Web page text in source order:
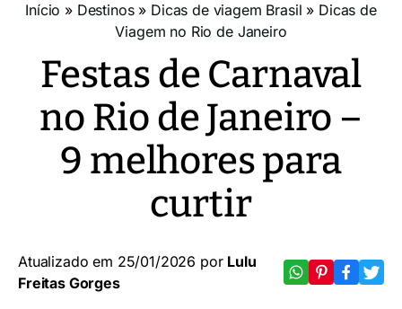
Início » Destinos» Dicas de viagem Brasil » Dicas de
Viagem no Rio de Janeiro
Festas de Carnaval
no Rio de Janeiro –
9 melhores para
curtir
Atualizado em 25/01/2026 por Lulu
Freitas Gorges